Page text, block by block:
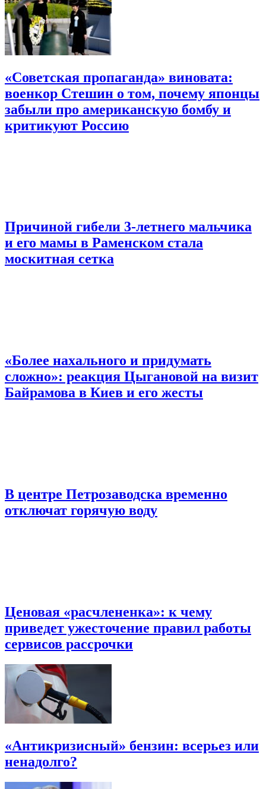
«Советская пропаганда» виновата:
военкор Стешин о том, почему японцы
забыли про американскую бомбу и
критикуют Россию
Причиной гибели 3-летнего мальчика
и его мамы в Раменском стала
москитная сетка
«Более нахального и придумать
сложно»: реакция Цыгановой на визит
Байрамова в Киев и его жесты
В центре Петрозаводска временно
отключат горячую воду
Ценовая «расчлененка»: к чему
приведет ужесточение правил работы
сервисов рассрочки
«Антикризисный» бензин: всерьез или
ненадолго?